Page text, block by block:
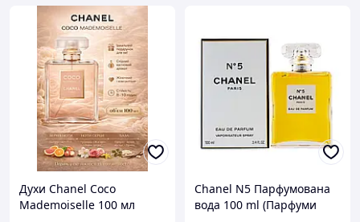
Духи Chanel Coco
Mademoiselle 100 мл
Chanel N5 Парфумована
вода 100 ml (Парфуми